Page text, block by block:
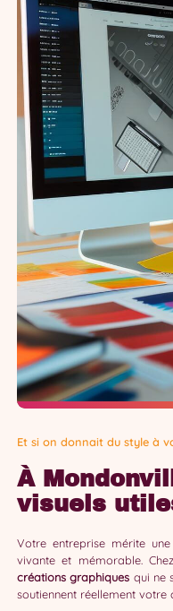
Et si on donnait du style à
À
visuels
Votre entreprise mérite
vivante et mémorable.
créations graphiques qui ne
soutiennent réellement votre